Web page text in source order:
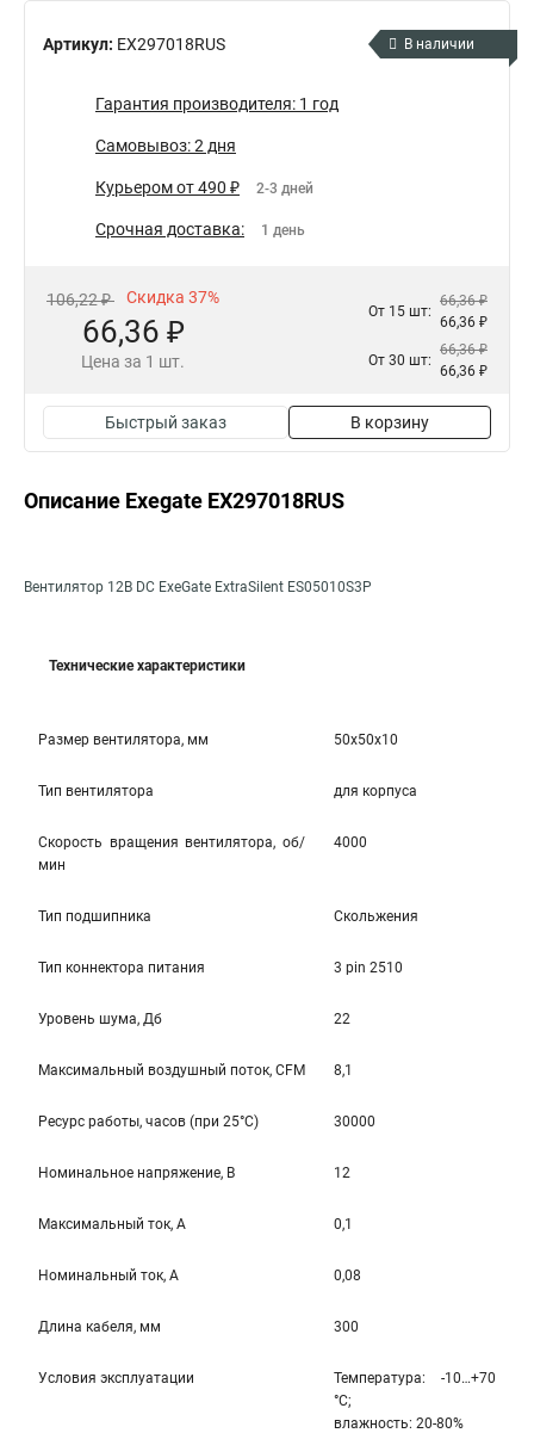
Артикул: EX297018RUS В наличии
Гарантия производителя: 1 год
Самовывоз: 2 дня
Курьером от 490 ₽ 2-3 дней
Срочная доставка: 1 день
106,22 ₽ Скидка 37%
66,36 ₽
Цена за 1 шт.
От 15 шт:
66,36 ₽
66,36 ₽
От 30 шт:
66,36 ₽
66,36 ₽
Быстрый заказ В корзину
Описание Exegate EX297018RUS
Вентилятор 12В DC ExeGate ExtraSilent ES05010S3P
Технические характеристики
Размер вентилятора, мм 50x50x10
Тип вентилятора для корпуса
Скорость вращения вентилятора, об/
мин
4000
Тип подшипника Скольжения
Тип коннектора питания 3 pin 2510
Уровень шума, Дб 22
Максимальный воздушный поток, CFM 8,1
Ресурс работы, часов (при 25°C) 30000
Номинальное напряжение, В 12
Максимальный ток, А 0,1
Номинальный ток, А 0,08
Длина кабеля, мм 300
Условия эксплуатации
Температура: -10…+70
°С;
влажность: 20-80%